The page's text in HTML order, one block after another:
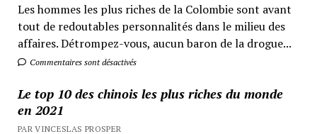
Les hommes les plus riches de la Colombie sont avant
tout de redoutables personnalités dans le milieu des
affaires. Détrompez-vous, aucun baron de la drogue...
Commentaires sont désactivés
Le top 10 des chinois les plus riches du monde
en 2021
PAR VINCESLAS PROSPER